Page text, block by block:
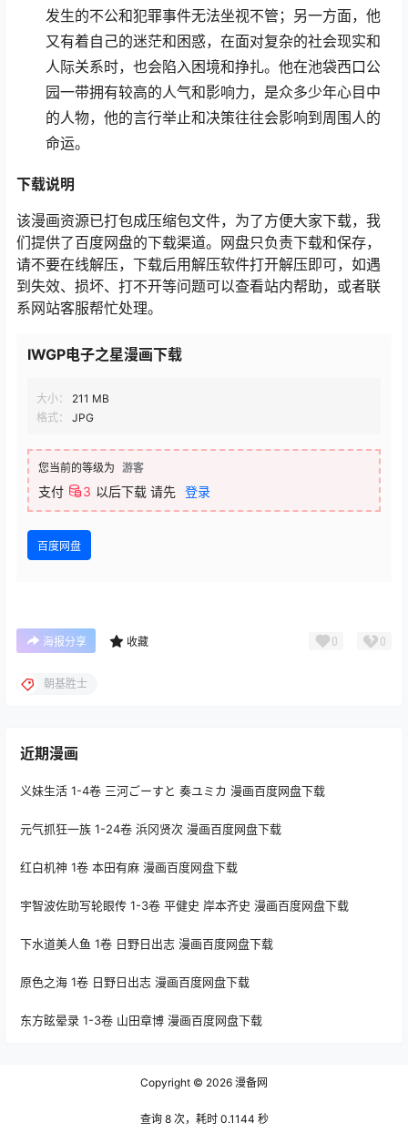
发生的不公和犯罪事件无法坐视不管；另一方面，他
又有着自己的迷茫和困惑，在面对复杂的社会现实和
人际关系时，也会陷入困境和挣扎。他在池袋西口公
园一带拥有较高的人气和影响力，是众多少年心目中
的人物，他的言行举止和决策往往会影响到周围人的
命运。
下载说明
该漫画资源已打包成压缩包文件，为了方便大家下载，我
们提供了百度网盘的下载渠道。网盘只负责下载和保存，
请不要在线解压，下载后用解压软件打开解压即可，如遇
到失效、损坏、打不开等问题可以查看站内帮助，或者联
系网站客服帮忙处理。
IWGP电子之星漫画下载
大小：
211 MB
格式：
JPG
您当前的等级为 游客
支付 3 以后下载 请先 登录
百度网盘
海报分享 收藏 0 0
朝基胜士
近期漫画
义妹生活 1-4卷 三河ごーすと 奏ユミカ 漫画百度网盘下载
元气抓狂一族 1-24卷 浜冈贤次 漫画百度网盘下载
红白机神 1卷 本田有麻 漫画百度网盘下载
宇智波佐助写轮眼传 1-3卷 平健史 岸本齐史 漫画百度网盘下载
下水道美人鱼 1卷 日野日出志 漫画百度网盘下载
原色之海 1卷 日野日出志 漫画百度网盘下载
东方眩晕录 1-3卷 山田章博 漫画百度网盘下载
Copyright © 2026 漫备网
查询 8 次，耗时 0.1144 秒